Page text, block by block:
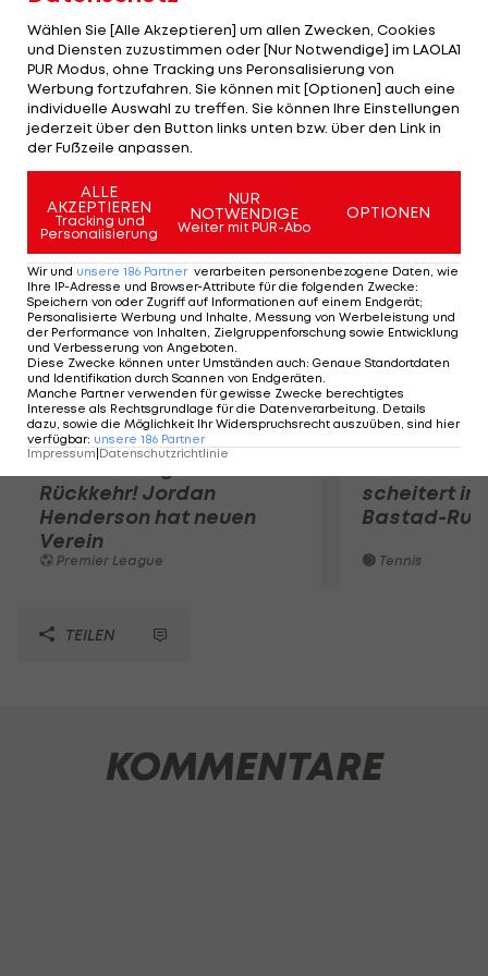
mit einem nicht minder schönen Treffer (37.) und
Higuain (40.) legen nach. Nach der Pause schöpft
das Team aus Pamplona durch Nino (48.) Hoffnung,
abermals Ronaldo (70.) und Higuain (77.) machen
aber alles klar.
Mehr zum Thema
Rückkehr! Jordan
Henderson hat neuen
Verein
Premier League
scheitert in
Bastad-
Tennis
TEILEN
KOMMENTARE
Wählen Sie [Alle Akzeptieren] um allen Zwecken, Cookies
und Diensten zuzustimmen oder [Nur Notwendige] im LAOLA1
PUR Modus, ohne Tracking uns Peronsalisierung von
Werbung fortzufahren. Sie können mit [Optionen] auch eine
individuelle Auswahl zu treffen. Sie können Ihre Einstellungen
jederzeit über den Button links unten bzw. über den Link in
der Fußzeile anpassen.
ALLE
AKZEPTIEREN
Tracking und
Personalisierung
NUR
NOTWENDIGE
Weiter mit PUR-Abo
OPTIONEN
Wir und unsere 186 Partner verarbeiten personenbezogene Daten, wie
Ihre IP-Adresse und Browser-Attribute für die folgenden Zwecke:
Speichern von oder Zugriff auf Informationen auf einem Endgerät;
Personalisierte Werbung und Inhalte, Messung von Werbeleistung und
der Performance von Inhalten, Zielgruppenforschung sowie Entwicklung
und Verbesserung von Angeboten.
Diese Zwecke können unter Umständen auch: Genaue Standortdaten
und Identifikation durch Scannen von Endgeräten.
Manche Partner verwenden für gewisse Zwecke berechtigtes
Interesse als Rechtsgrundlage für die Datenverarbeitung. Details
dazu, sowie die Möglichkeit Ihr Widerspruchsrecht auszuüben, sind hier
verfügbar: unsere 186 Partner
Impressum Datenschutzrichtlinie